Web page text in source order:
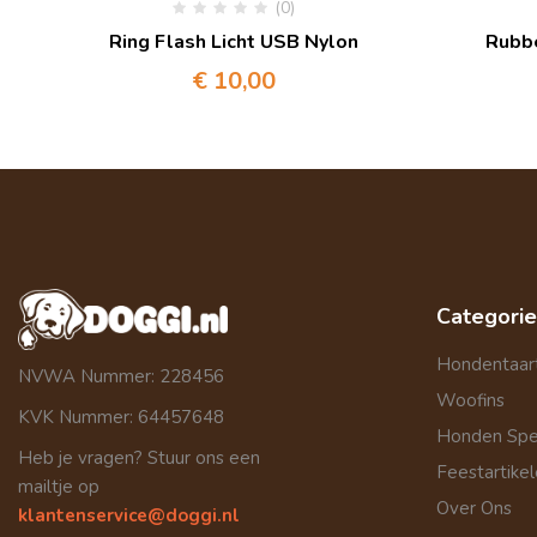
(0)
Ring Flash Licht USB Nylon
€10,00
NVWA Nummer: 228456
KVK Nummer: 64457648
Heb je vragen? Stuur ons een
mailtje op
klantenservice@doggi.nl
Woofins
Honden
Over Ons